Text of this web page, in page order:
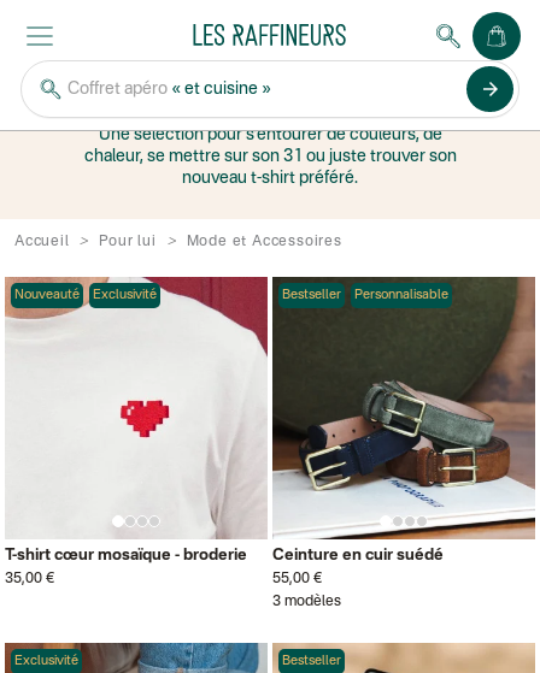
Coffret apéro « et cuisine » arrow_forward
MODE ET
ACCESSOIRES
Une sélection pour s’entourer de couleurs, de
chaleur, se mettre sur son 31 ou juste trouver son
nouveau t-shirt préféré.
Accueil Pour lui Mode et Accessoires
Nouveauté Exclusivité
T-shirt cœur mosaïque - broderie
35,00 €
Bestseller Personnalisable
Ceinture en cuir suédé
55,00 €
3 modèles
Exclusivité Bestseller